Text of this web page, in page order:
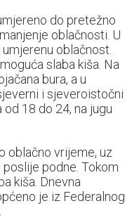
do pretežno
oblačnosti. U
oblačnost.
slaba kiša. Na
bura, a u
i sjeveroistočni
18 do 24, na jugu
oblačno vrijeme, uz
podne. Tokom
kiša. Dnevna
je iz Federalnog